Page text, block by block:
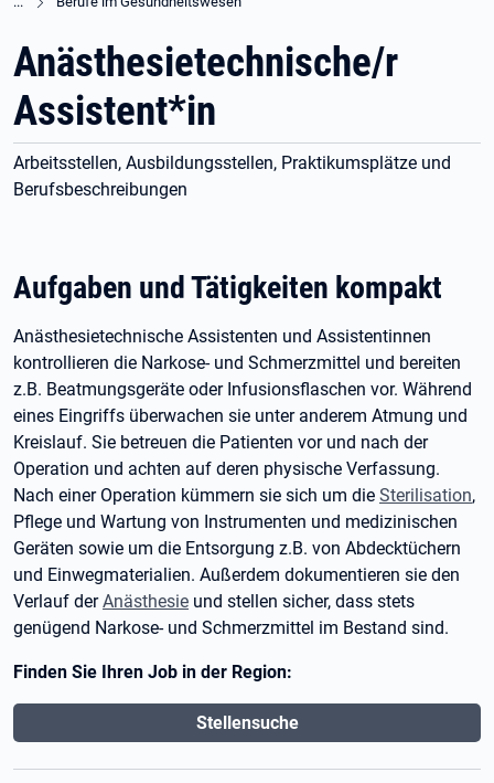
Anästhesietechnische/r
Assistent*in
Arbeitsstellen, Ausbildungsstellen, Praktikumsplätze und
Berufsbeschreibungen
Aufgaben und Tätigkeiten kompakt
Anästhesietechnische Assistenten und Assistentinnen
kontrollieren die Narkose- und Schmerzmittel und bereiten
z.B. Beatmungsgeräte oder Infusionsflaschen vor. Während
eines Eingriffs überwachen sie unter anderem Atmung und
Kreislauf. Sie betreuen die Patienten vor und nach der
Operation und achten auf deren physische Verfassung.
Nach einer Operation kümmern sie sich um die Sterilisation,
Pflege und Wartung von Instrumenten und medizinischen
Geräten sowie um die Entsorgung z.B. von Abdecktüchern
und Einwegmaterialien. Außerdem dokumentieren sie den
Verlauf derAnästhesie und stellen sicher, dass stets
genügend Narkose- und Schmerzmittel im Bestand sind.
Finden Sie Ihren Job in der Region:
Stellensuche